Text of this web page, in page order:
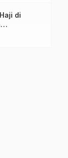
di
Tinjau